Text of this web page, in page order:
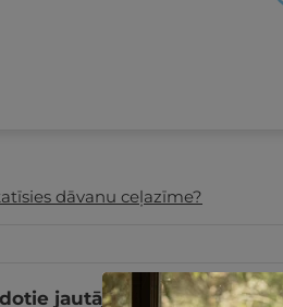
dāvanu ceļazīme?
jautājumi